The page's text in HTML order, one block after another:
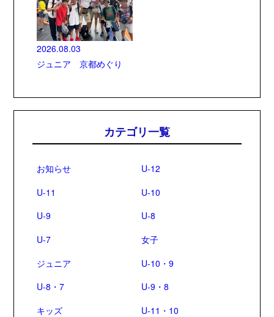
2026.08.03
ジュニア 京都めぐり
カテゴリ一覧
お知らせ
U-12
U-11
U-10
U-9
U-8
U-7
女子
ジュニア
U-10・9
U-8・7
U-9・8
キッズ
U-11・10